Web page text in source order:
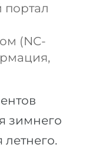
(NC-
зимнего
летнего.